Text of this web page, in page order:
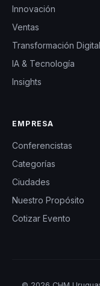
Innovación
Ventas
Transformación Digital
IA & Tecnología
Insights
EMPRESA
Conferencistas
Categorías
Ciudades
Nuestro Propósito
Cotizar Evento